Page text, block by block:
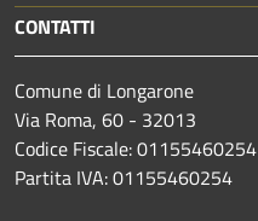
CONTATTI
Comune di Longarone
Via Roma, 60 - 32013
Codice Fiscale: 01155460254
Partita IVA: 01155460254